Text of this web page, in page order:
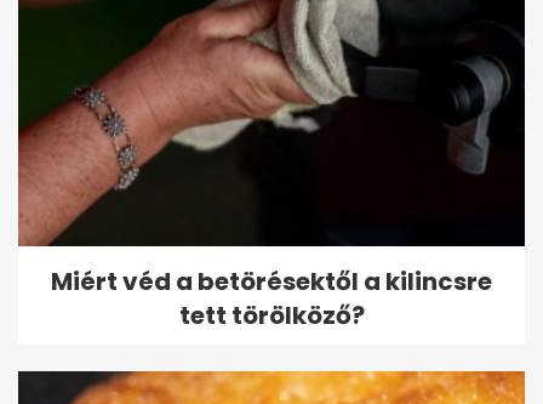
Miért véd a betörésektől a kilincsre
tett törölköző?